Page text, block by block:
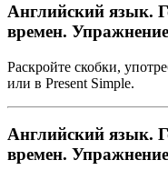
Английский язык.
времен.
Раскройте скобки,
или в Present Simple.
Английский язык.
времен.